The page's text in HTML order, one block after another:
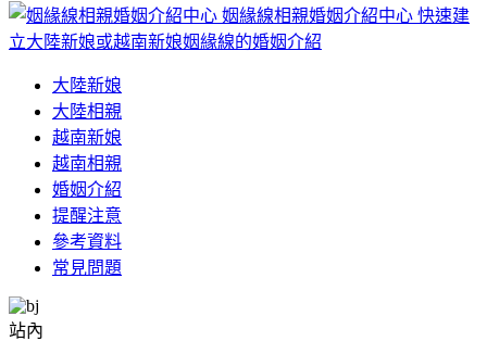
姻緣線相親婚姻介紹中心 快速建
立大陸新娘或越南新娘姻緣線的婚姻介紹
大陸新娘
大陸相親
越南新娘
越南相親
婚姻介紹
提醒注意
參考資料
常見問題
站內